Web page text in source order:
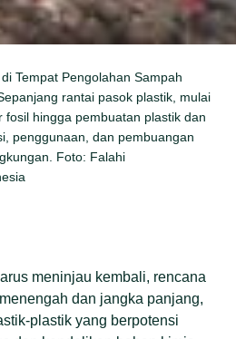
Tempat Pengolahan Sampah
rantai pasok plastik, mulai
fosil hingga pembuatan plastik dan
penggunaan, dan pembuangan
Foto: Falahi
meninjau kembali, rencana
dan jangka panjang,
plastik yang berpotensi